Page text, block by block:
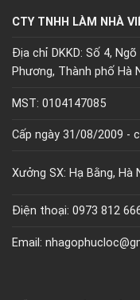
CTY TNHH LÀM NHÀ
Địa chỉ DKKD: Số 4,
Phương, Thành phố Hà
MST: 0104147085
Cấp ngày 31/08/2009 -
Xưởng SX: Hạ Bằng, Hà
Điện thoại: 0973 812
Email: